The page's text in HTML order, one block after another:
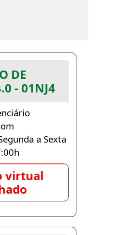
DE
- 01NJ4
a Sexta
virtual